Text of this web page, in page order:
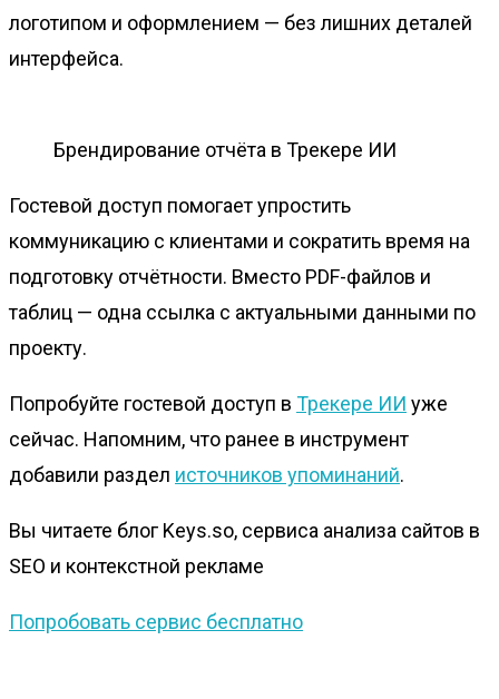
логотипом и оформлением — без лишних деталей
интерфейса.
Брендирование отчёта в Трекере ИИ
Гостевой доступ помогает упростить
коммуникацию с клиентами и сократить время на
подготовку отчётности. Вместо PDF-файлов и
таблиц — одна ссылка с актуальными данными по
проекту.
Попробуйте гостевой доступ в Трекере ИИ уже
сейчас. Напомним, что ранее в инструмент
добавили раздел источников упоминаний.
Вы читаете блог Keys.so, сервиса анализа сайтов в
SEO и контекстной рекламе
Попробовать сервис бесплатно